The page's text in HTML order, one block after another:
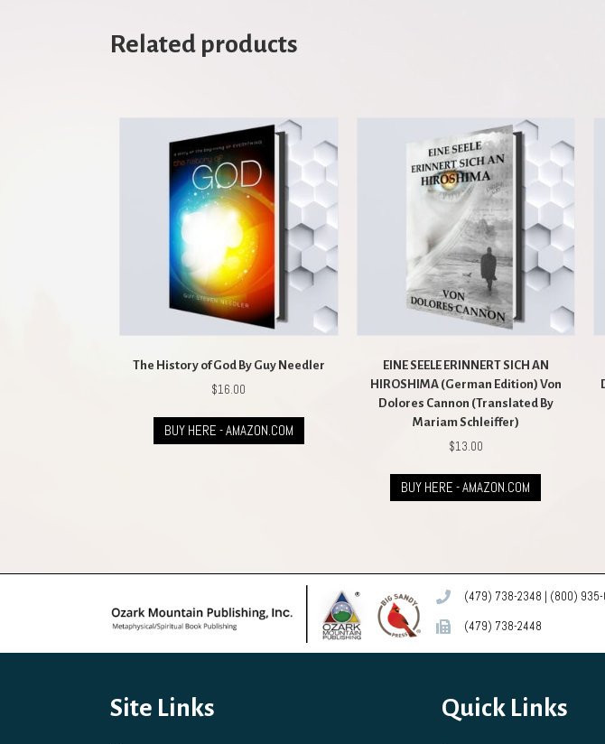
Related products
The History of God By Guy Needler
$16.00
BUY HERE - AMAZON.COM
EINE SEELE ERINNERT SICH AN
HIROSHIMA (German Edition) Von
Dolores Cannon (Translated By
Mariam Schleiffer)
$13.00
BUY HERE - AMAZON.COM
(479) 738-2348 | (800)
(479) 738-2448
Site Links Quick Links